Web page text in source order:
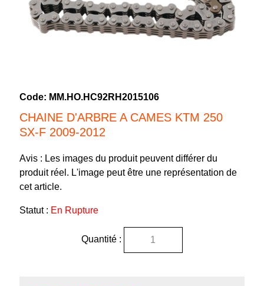
Code: MM.HO.HC92RH2015106
CHAINE D'ARBRE A CAMES KTM 250
SX-F 2009-2012
Avis : Les images du produit peuvent différer du
produit réel. L'image peut être une représentation de
cet article.
Statut : En Rupture
Quantité :